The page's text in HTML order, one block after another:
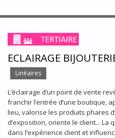
ECLAIRAGE
Linéaires
L’éclairage d’un point de vente
franchir l’entrée d’une boutique,
lieu, valorise les produits phares
d’exposition, oriente le client... La
dans l’expérience client et